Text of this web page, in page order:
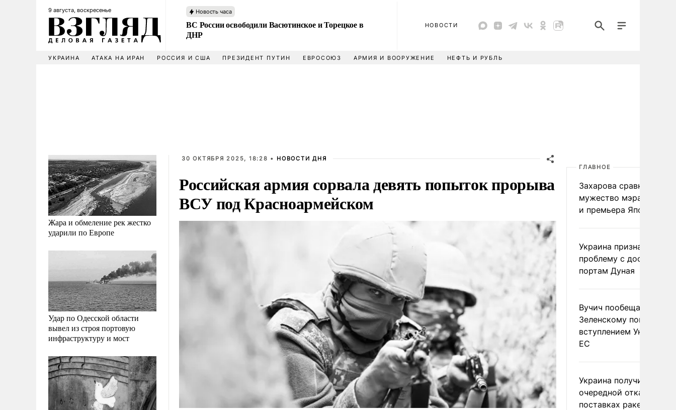
9 августа, воскресенье Новость часа
ВС России освободили Васютинское и Торецкое в
ДНР
НОВОСТИ
УКРАИНА АТАКА НА ИРАН РОССИЯ И США ПРЕЗИДЕНТ ПУТИН ЕВРОСОЮЗ АРМИЯ И ВООРУЖЕНИЕ НЕФТЬ И РУБЛЬ
Жара и обмеление рек жестко
ударили по Европе
Удар по Одесской области
вывел из строя портовую
инфраструктуру и мост
30 ОКТЯБРЯ 2025, 18:28 • НОВОСТИ ДНЯ
Российская армия сорвала девять попыток прорыва
ВСУ под Красноармейском
ГЛАВНОЕ
Захарова сравнила
мужество мэра
и премьера Японии
Украина признала
проблему с доступом к
портам Дуная
Вучич пообещал
Зеленскому помочь со
вступлением Украины в
ЕС
Украина получила
очередной отказ в
поставках ракет для